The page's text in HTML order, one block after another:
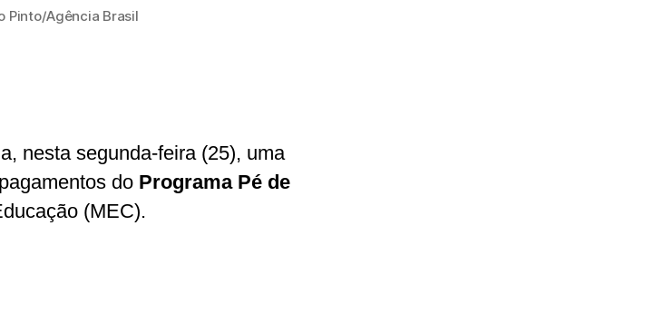
Pinto/Agência Brasil
nesta segunda-feira (25), uma
do Programa Pé de
(MEC).